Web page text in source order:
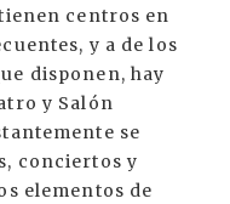
centros en
y a de los
disponen, hay
y Salón
se
conciertos y
elementos de